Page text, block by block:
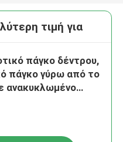
τιμή για
πάγκο δέντρου,
πάγκο γύρω από το
ανακυκλωμένο